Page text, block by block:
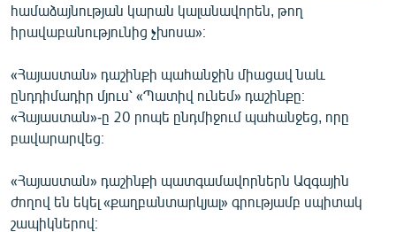
համաձայնության կարան կալանավորեն, թող
իրավաբանությունից չխոսա»։
«Հայաստան» դաշինքի պահանջին միացավ նաև
ընդդիմադիր մյուս՝ «Պատիվ ունեմ» դաշինքը։
«Հայաստան»-ը 20 րոպե ընդմիջում պահանջեց, որը
բավարարվեց։
«Հայաստան» դաշինքի պատգամավորներն Ազգային
ժողով են եկել «քաղբանտարկյալ» գրությամբ սպիտակ
շապիկներով։